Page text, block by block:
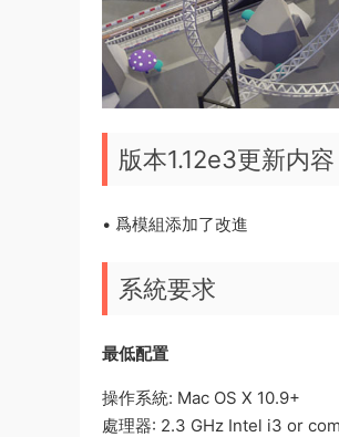
版本1.12e3更新内容
• 爲模組添加了改進
系統要求
最低配置
操作系統: Mac OS X 10.9+
處理器: 2.3 GHz Intel i3 or